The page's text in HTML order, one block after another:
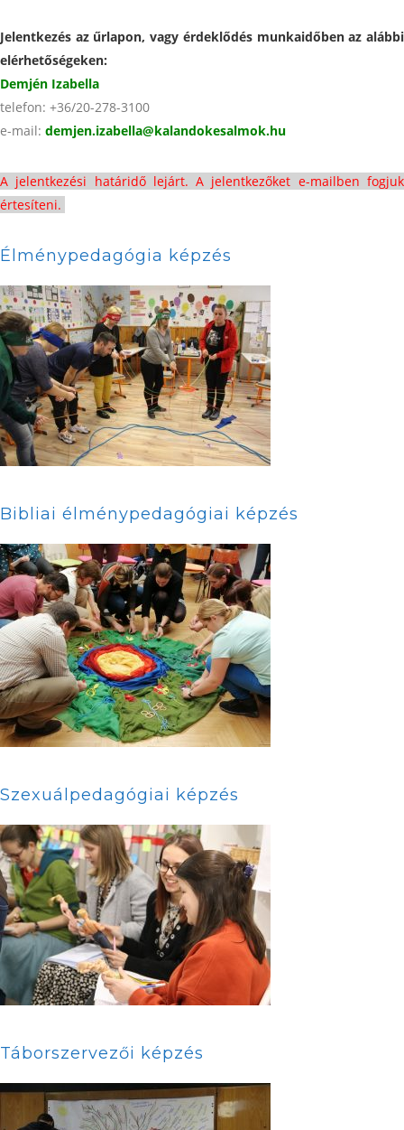
Jelentkezés az űrlapon, vagy érdeklődés munkaidőben az alábbi
elérhetőségeken:
Demjén Izabella
telefon: +36/20-278-3100
e-mail: demjen.izabella@kalandokesalmok.hu
A jelentkezési határidő lejárt. A jelentkezőket e-mailben fogjuk
értesíteni.
Élménypedagógia képzés
Bibliai élménypedagógiai képzés
Szexuálpedagógiai képzés
Táborszervezői képzés